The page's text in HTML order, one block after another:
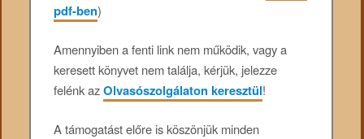
pdf-ben)
Amennyiben a fenti link nem működik, vagy a
keresett könyvet nem találja, kérjük, jelezze
felénk azOlvasószolgálaton keresztül!
A támogatást előre is köszönjük minden